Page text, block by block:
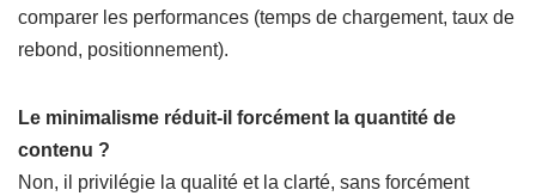
comparer les performances (temps de chargement, taux de
rebond, positionnement).
Le minimalisme réduit-il forcément la quantité de
contenu ?
Non, il privilégie la qualité et la clarté, sans forcément